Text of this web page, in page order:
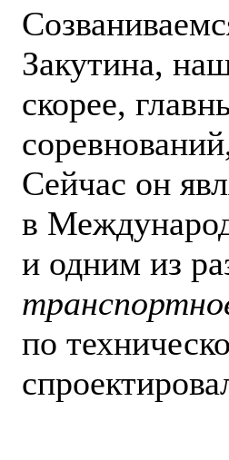
Закутина,
скорее,
Сейчас он
в
и одним из
по